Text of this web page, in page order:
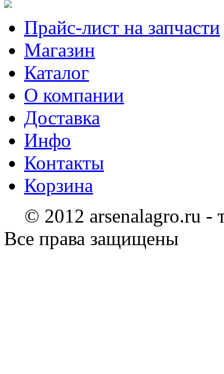
Прайс-лист на запчасти
Магазин
Каталог
О компании
Доставка
Инфо
Контакты
Корзина
© 2012 arsenalagro.ru -
Все права защищены